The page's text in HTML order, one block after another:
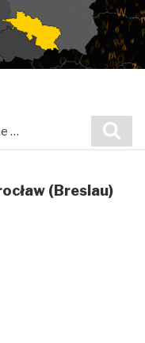
(Breslau)